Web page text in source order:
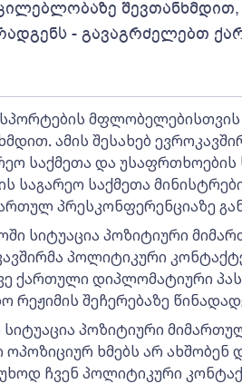
- გავაგრძელებთ
მფლობელებისთვის
ამის შესახებ
საქმეთა და უსაფრთხოების
საგარეო საქმეთა
პრესკონფერენციაზე
სიტუაცია პოზიტიური
პოლიტიკური
ქართული დიპლომატიური
შეჩერებაზე
პოზიტიური
ხმებს არ ახშობენ
ჩვენ პოლიტიკური